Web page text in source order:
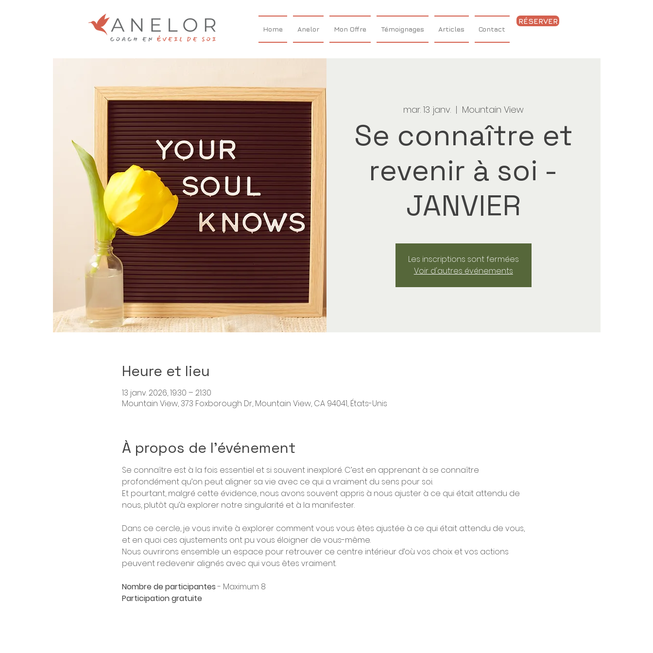
Home Anelor Mon Offre Témoignages Articles Contact
RÉSERVER
mar. 13 janv.
  |
Mountain View
Se connaître et
revenir à soi -
JANVIER
Les inscriptions sont fermées
Voir d'autres événements
Heure et lieu
13 janv. 2026, 19:30 – 21:30
Mountain View, 373 Foxborough Dr, Mountain View, CA 94041, États-Unis
À propos de l'événement
Se connaître est à la fois essentiel et si souvent inexploré. C’est en apprenant à se connaître
profondément qu’on peut aligner sa vie avec ce qui a vraiment du sens pour soi.
Et pourtant, malgré cette évidence, nous avons souvent appris à nous ajuster à ce qui était attendu de
nous, plutôt qu’à explorer notre singularité et à la manifester.
Dans ce cercle, je vous invite à explorer comment vous vous êtes ajustée à ce qui était attendu de vous,
et en quoi ces ajustements ont pu vous éloigner de vous-même.
Nous ouvrirons ensemble un espace pour retrouver ce centre intérieur d’où vos choix et vos actions
peuvent redevenir alignés avec qui vous êtes vraiment.
Nombre de participantes - Maximum 8
Participationgratuite